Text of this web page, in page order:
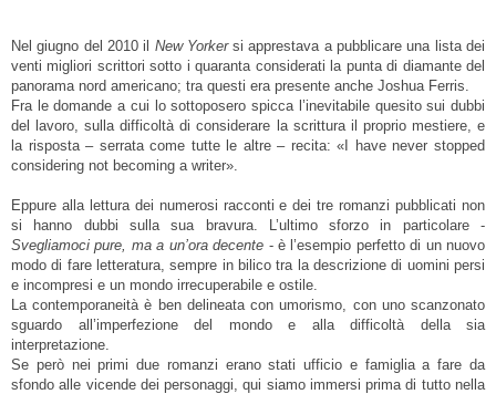
Nel giugno del 2010 il New Yorkersi apprestava a pubblicare una lista dei
venti migliori scrittori sotto i quaranta considerati la punta di diamante del
panorama nord americano; tra questi era presente anche Joshua Ferris.
Fra le domande a cui lo sottoposero spicca l’inevitabile quesito sui dubbi
del lavoro, sulla difficoltà di considerare la scrittura il proprio mestiere, e
la risposta – serrata come tutte le altre – recita: «I have never stopped
considering not becoming a writer».
Eppure alla lettura dei numerosi racconti e dei tre romanzi pubblicati non
si hanno dubbi sulla sua bravura. L’ultimo sforzo in particolare -
Svegliamoci pure, ma a un’ora decente - è l’esempio perfetto di un nuovo
modo di fare letteratura, sempre in bilico tra la descrizione di uomini persi
e incompresi e un mondo irrecuperabile e ostile.
La contemporaneità è ben delineata con umorismo, con uno scanzonato
sguardo all’imperfezione del mondo e alla difficoltà della sia
interpretazione.
Se però nei primi due romanzi erano stati ufficio e famiglia a fare da
sfondo alle vicende dei personaggi, qui siamo immersi prima di tutto nella